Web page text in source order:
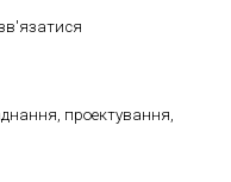
проектування,